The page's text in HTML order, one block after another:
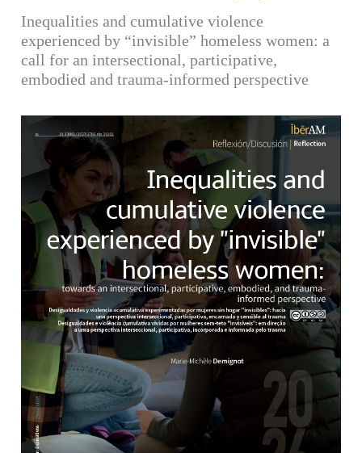
Inequalities and cumulative violence
experienced by “invisible” homeless women: a
call for an intersectional, participative,
embodied and trauma-informed perspective
Barra lateral del artículo